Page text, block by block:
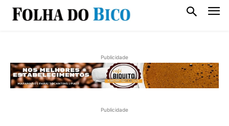
Publicidade
Publicidade